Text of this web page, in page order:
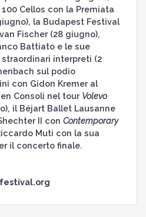
Cellos con la Premiata
la Budapest Festival
Fischer (28 giugno),
Battiato e le sue
interpreti (2
sul podio
con Gidon Kremer al
Consoli nel tour Volevo
il Béjart Ballet Lausanne
II con Contemporary
Muti con la sua
il concerto finale.